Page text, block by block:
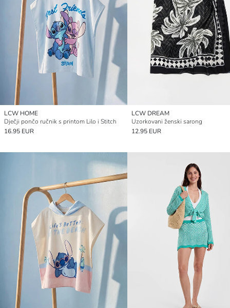
LCW HOME
Dječji pončo ručnik s printom Lilo i Stitch
16.95 EUR
LCW DREAM
Uzorkovani ženski sarong
12.95 EUR